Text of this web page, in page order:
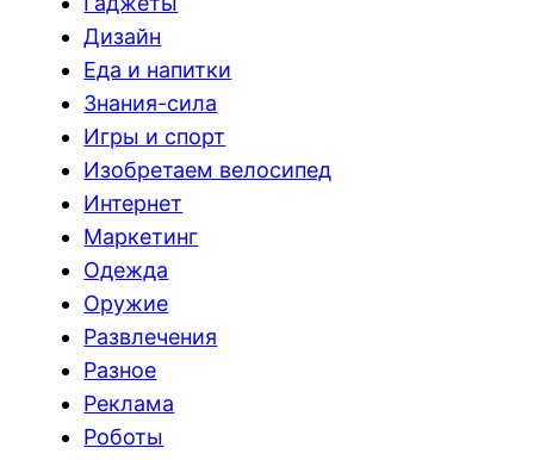
Дизайн
Еда и напитки
Знания-сила
Игры и спорт
Изобретаем велосипед
Интернет
Маркетинг
Одежда
Оружие
Развлечения
Разное
Реклама
Роботы